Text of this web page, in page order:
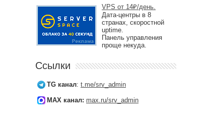
VPS от 14₽/день.
Дата-центры в 8
странах, скоростной
uptime.
Панель управления
проще некуда.
Ссылки
TG канал: t.me/srv_admin
MAX канал: max.ru/srv_admin